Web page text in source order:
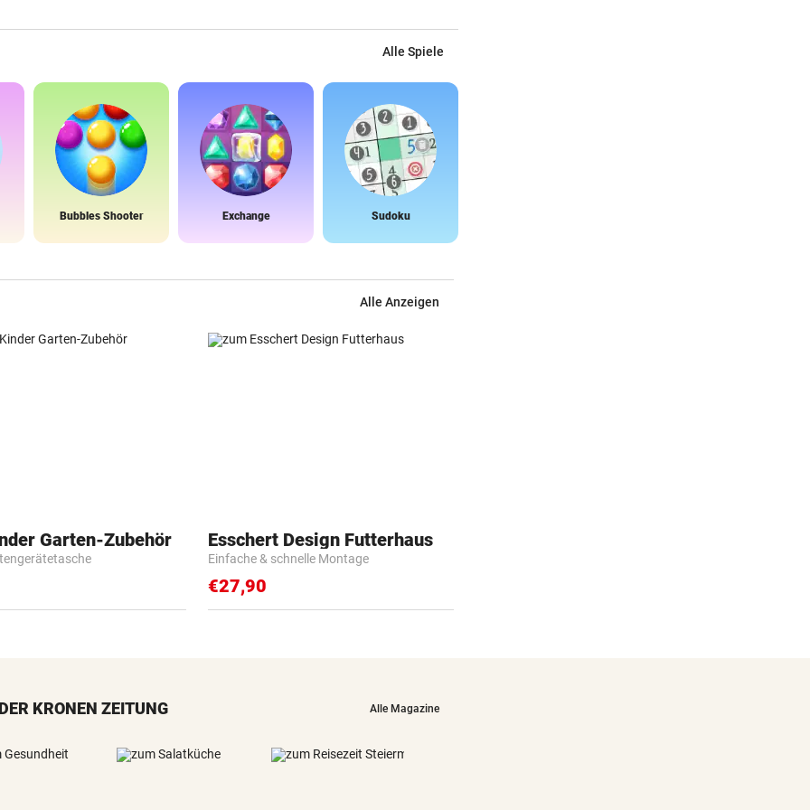
Alle Spiele
Bubbles Shooter Exchange Sudoku
Alle Anzeigen
Garten-Zubehör Esschert Design Futterhaus
Einfache & schnelle Montage
€27,90
KRONEN ZEITUNG Alle Magazine